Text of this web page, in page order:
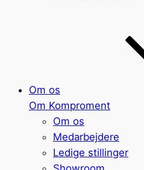
Om os
Om Komproment
Om os
Medarbejdere
Ledige stillinger